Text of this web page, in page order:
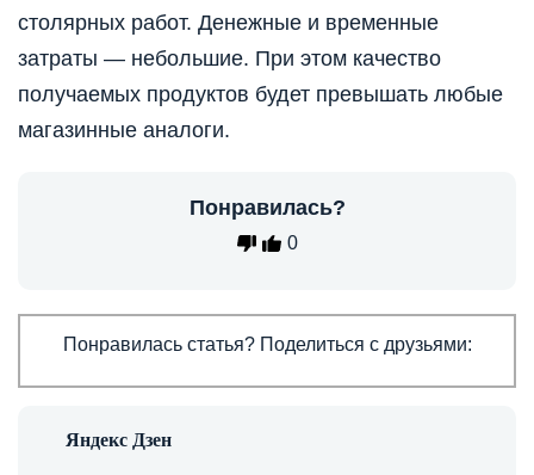
столярных работ. Денежные и временные
затраты — небольшие. При этом качество
получаемых продуктов будет превышать любые
магазинные аналоги.
Понравилась?
0
Понравилась статья? Поделиться с друзьями: